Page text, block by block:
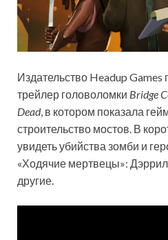
Издательство Headup
трейлер головоломки Bridge
Dead, в котором показала
строительство мостов. В
увидеть убийства зомби и
«Ходячие мертвецы»:
другие.